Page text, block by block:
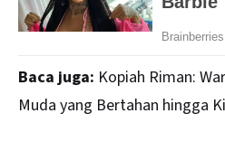
Baca juga: Kopiah Riman:
Muda yang Bertahan hingga